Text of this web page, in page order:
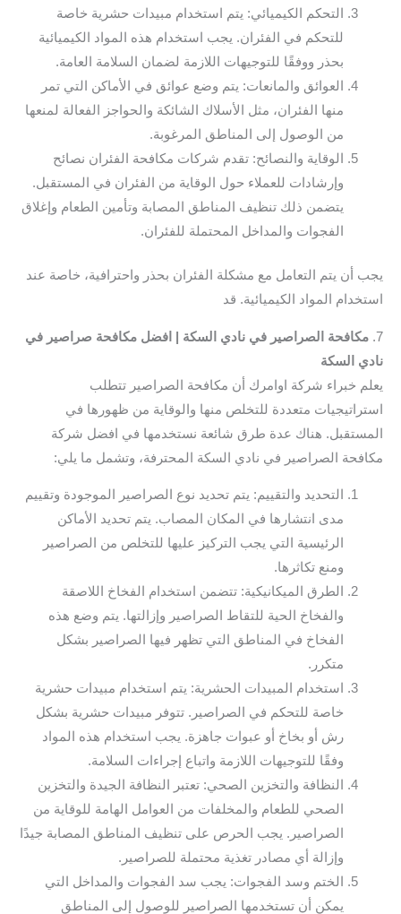
التحكم الكيميائي: يتم استخدام مبيدات حشرية خاصة
للتحكم في الفئران. يجب استخدام هذه المواد الكيميائية
بحذر ووفقًا للتوجيهات اللازمة لضمان السلامة العامة.
العوائق والمانعات: يتم وضع عوائق في الأماكن التي تمر
منها الفئران، مثل الأسلاك الشائكة والحواجز الفعالة لمنعها
من الوصول إلى المناطق المرغوبة.
الوقاية والنصائح: تقدم شركات مكافحة الفئران نصائح
وإرشادات للعملاء حول الوقاية من الفئران في المستقبل.
يتضمن ذلك تنظيف المناطق المصابة وتأمين الطعام وإغلاق
الفجوات والمداخل المحتملة للفئران.
يجب أن يتم التعامل مع مشكلة الفئران بحذر واحترافية، خاصة عند
استخدام المواد الكيميائية. قد
7. مكافحة الصراصير في نادي السكة | افضل مكافحة صراصير في
نادي السكة
يعلم خبراء شركة اوامرك أن مكافحة الصراصير تتطلب
استراتيجيات متعددة للتخلص منها والوقاية من ظهورها في
المستقبل. هناك عدة طرق شائعة نستخدمها في افضل شركة
مكافحة الصراصير في نادي السكة المحترفة، وتشمل ما يلي:
التحديد والتقييم: يتم تحديد نوع الصراصير الموجودة وتقييم
مدى انتشارها في المكان المصاب. يتم تحديد الأماكن
الرئيسية التي يجب التركيز عليها للتخلص من الصراصير
ومنع تكاثرها.
الطرق الميكانيكية: تتضمن استخدام الفخاخ اللاصقة
والفخاخ الحية للتقاط الصراصير وإزالتها. يتم وضع هذه
الفخاخ في المناطق التي تظهر فيها الصراصير بشكل
متكرر.
استخدام المبيدات الحشرية: يتم استخدام مبيدات حشرية
خاصة للتحكم في الصراصير. تتوفر مبيدات حشرية بشكل
رش أو بخاخ أو عبوات جاهزة. يجب استخدام هذه المواد
وفقًا للتوجيهات اللازمة واتباع إجراءات السلامة.
النظافة والتخزين الصحي: تعتبر النظافة الجيدة والتخزين
الصحي للطعام والمخلفات من العوامل الهامة للوقاية من
الصراصير. يجب الحرص على تنظيف المناطق المصابة جيدًا
وإزالة أي مصادر تغذية محتملة للصراصير.
الختم وسد الفجوات: يجب سد الفجوات والمداخل التي
يمكن أن تستخدمها الصراصير للوصول إلى المناطق